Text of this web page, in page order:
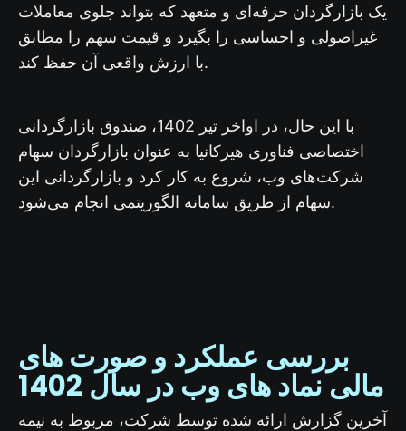
یک بازارگردان حرفه‌ای و متعهد که بتواند جلوی معاملات
غیراصولی و احساسی را بگیرد و قیمت سهم را مطابق
با ارزش واقعی آن حفظ کند.
با این حال، در اواخر تیر 1402، صندوق بازارگردانی
اختصاصی فناوری هیرکانیا به عنوان بازارگردان سهام
شرکت‌های وب، شروع به کار کرد و بازارگردانی این
سهام از طریق سامانه الگوریتمی انجام می‌شود.
بررسی عملکرد و صورت های
مالی نماد های وب در سال 1402
آخرین گزارش ارائه شده توسط شرکت، مربوط به نیمه